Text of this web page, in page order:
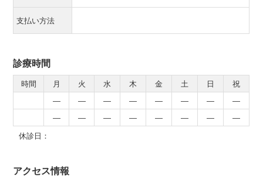
支払い方法
診療時間
時間 月 火 水 木 金 土 日
祝
―
― ― ― ― ― ―
―
―
― ― ― ― ― ―
―
休診日：
アクセス情報